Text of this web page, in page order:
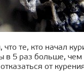
те, кто начал
в 5 раз больше,
от